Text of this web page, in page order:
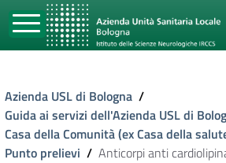
Azienda USL di Bologna /
Guida ai servizi dell'Azienda USL di
Casa della Comunità (ex Casa della
Punto prelievi / Anticorpi anti